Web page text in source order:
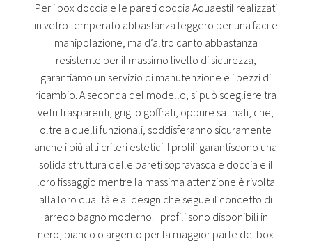
Per i box doccia e le pareti doccia Aquaestil realizzati
in vetro temperato abbastanza leggero per una facile
manipolazione, ma d’altro canto abbastanza
resistente per il massimo livello di sicurezza,
garantiamo un servizio di manutenzione e i pezzi di
ricambio. A seconda del modello, si può scegliere tra
vetri trasparenti, grigi o goffrati, oppure satinati, che,
oltre a quelli funzionali, soddisferanno sicuramente
anche i più alti criteri estetici. I profili garantiscono una
solida struttura delle pareti sopravasca e doccia e il
loro fissaggio mentre la massima attenzione è rivolta
alla loro qualità e al design che segue il concetto di
arredo bagno moderno. I profili sono disponibili in
nero, bianco o argento per la maggior parte dei box